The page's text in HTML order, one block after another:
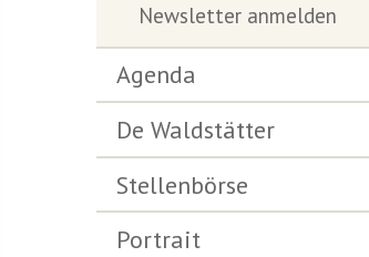
Newsletter anmelden
Agenda
De Waldstätter
Stellenbörse
Portrait